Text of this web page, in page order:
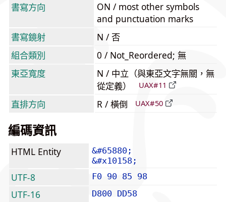
書寫方向
ON / most other symbols
and punctuation marks
書寫鏡射
N / 否
組合類別
0 / Not_Reordered; 無
東亞寬度
N / 中立（與東亞文字無關，無
從定義）
UAX#11
直排方向 R / 橫倒 UAX#50
編碼資訊
HTML Entity
&#65880;
&#x10158;
UTF-8 F0 90 85 98
UTF-16 D800 DD58